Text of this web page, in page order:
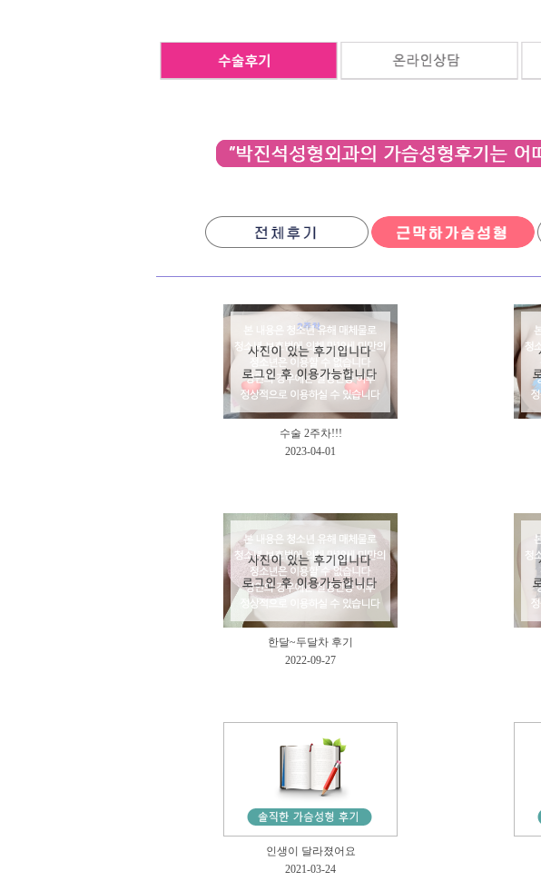
수술 2주차!!!
2023-04-01
한달~두달차 후기
2022-09-27
인생이 달라졌어요
2021-03-24